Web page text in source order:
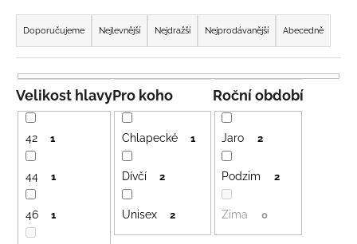
Ř
a
z
e
n
í
p
o
d
u
Doporučujeme Nejlevnější Nejdražší Nejprodávanější Abecedně
Pro koho
Chlapecké 1
Dívčí 2
Unisex 2
Roční období
Jaro 2
Podzim 2
Zima 0
Velikost hlavy
42 1
44 1
46 1
HLEDAT
D
p